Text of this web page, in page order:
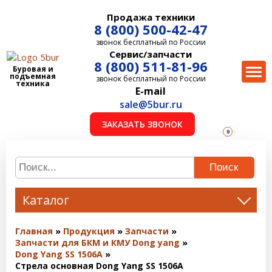
Буровая и
подъемная
техника
Продажа техники
8 (800) 500-42-47
звонок бесплатный по России
Сервис/запчасти
8 (800) 511-81-96
звонок бесплатный по России
E-mail
sale@5bur.ru
ЗАКАЗАТЬ ЗВОНОК
0
Поиск
Каталог
Главная Продукция
Запчасти
Запчасти для БКМ и КМУ Dong yang
Dong Yang SS 1506A
Стрела основная Dong Yang SS 1506A